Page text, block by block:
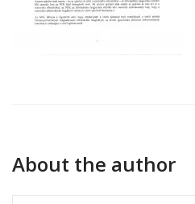
About the author